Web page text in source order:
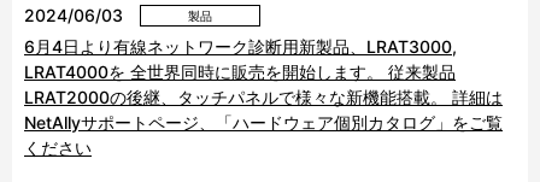
2024/06/03 製品
6月4日より有線ネットワーク診断用新製品、LRAT3000,
LRAT4000を 全世界同時に販売を開始します。 従来製品
LRAT2000の後継、タッチパネルで様々な新機能搭載。 詳細は
NetAllyサポートページ、「ハードウェア個別カタログ」をご覧
ください